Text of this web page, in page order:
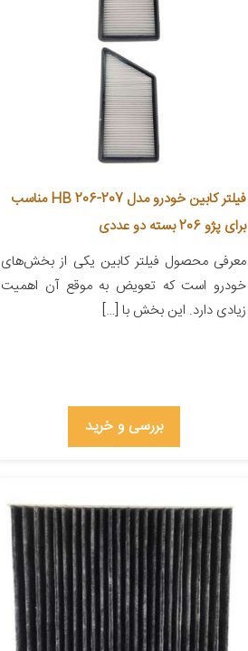
فیلتر کابین خودرو مدل HB 206-207 مناسب
برای پژو 206 بسته دو عددی
معرفی محصول فیلتر کابین یکی از بخش‌های
خودرو است که تعویض به موقع آن اهمیت
زیادی دارد. این بخش با […]
بررسی و خرید